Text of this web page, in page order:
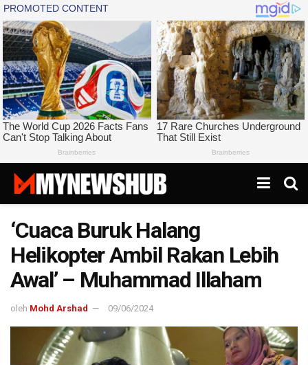
‘Cuaca Buruk Halang
Helikopter Ambil Rakan Lebih
Awal’ – Muhammad Illaham
oleh Mohd Arshad 09/06/2024